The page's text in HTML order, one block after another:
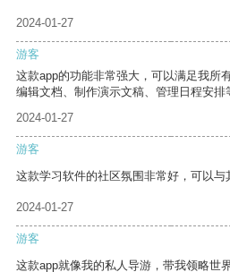
2024-01-27
游客
这款app的功能非常强大，可以满足我所
编辑文档、制作演示文稿、管理日程安排
2024-01-27
游客
这款学习软件的社区氛围非常好，可以与
2024-01-27
游客
这款app就像我的私人导游，带我领略世